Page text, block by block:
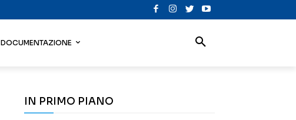
DOCUMENTAZIONE
IN PRIMO PIANO